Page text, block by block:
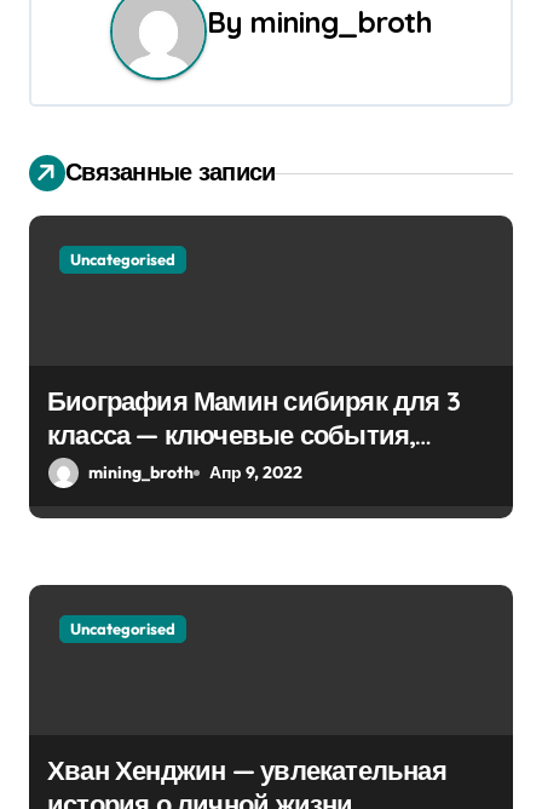
п
о
и
я
By mining_broth
Связанные записи
Uncategorised
Биография Мамин сибиряк для 3
класса — ключевые события,
достижения, история жизни
mining_broth Апр 9, 2022
Uncategorised
Хван Хенджин — увлекательная